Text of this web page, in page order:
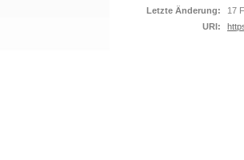
Letzte Änderung:
17
URI: